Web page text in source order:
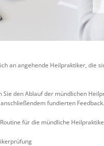
an angehende Heilpraktiker,
den Ablauf der mündlichen
fundierten
für die mündliche